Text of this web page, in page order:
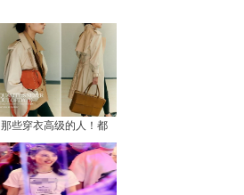
那些穿衣高级的人！都